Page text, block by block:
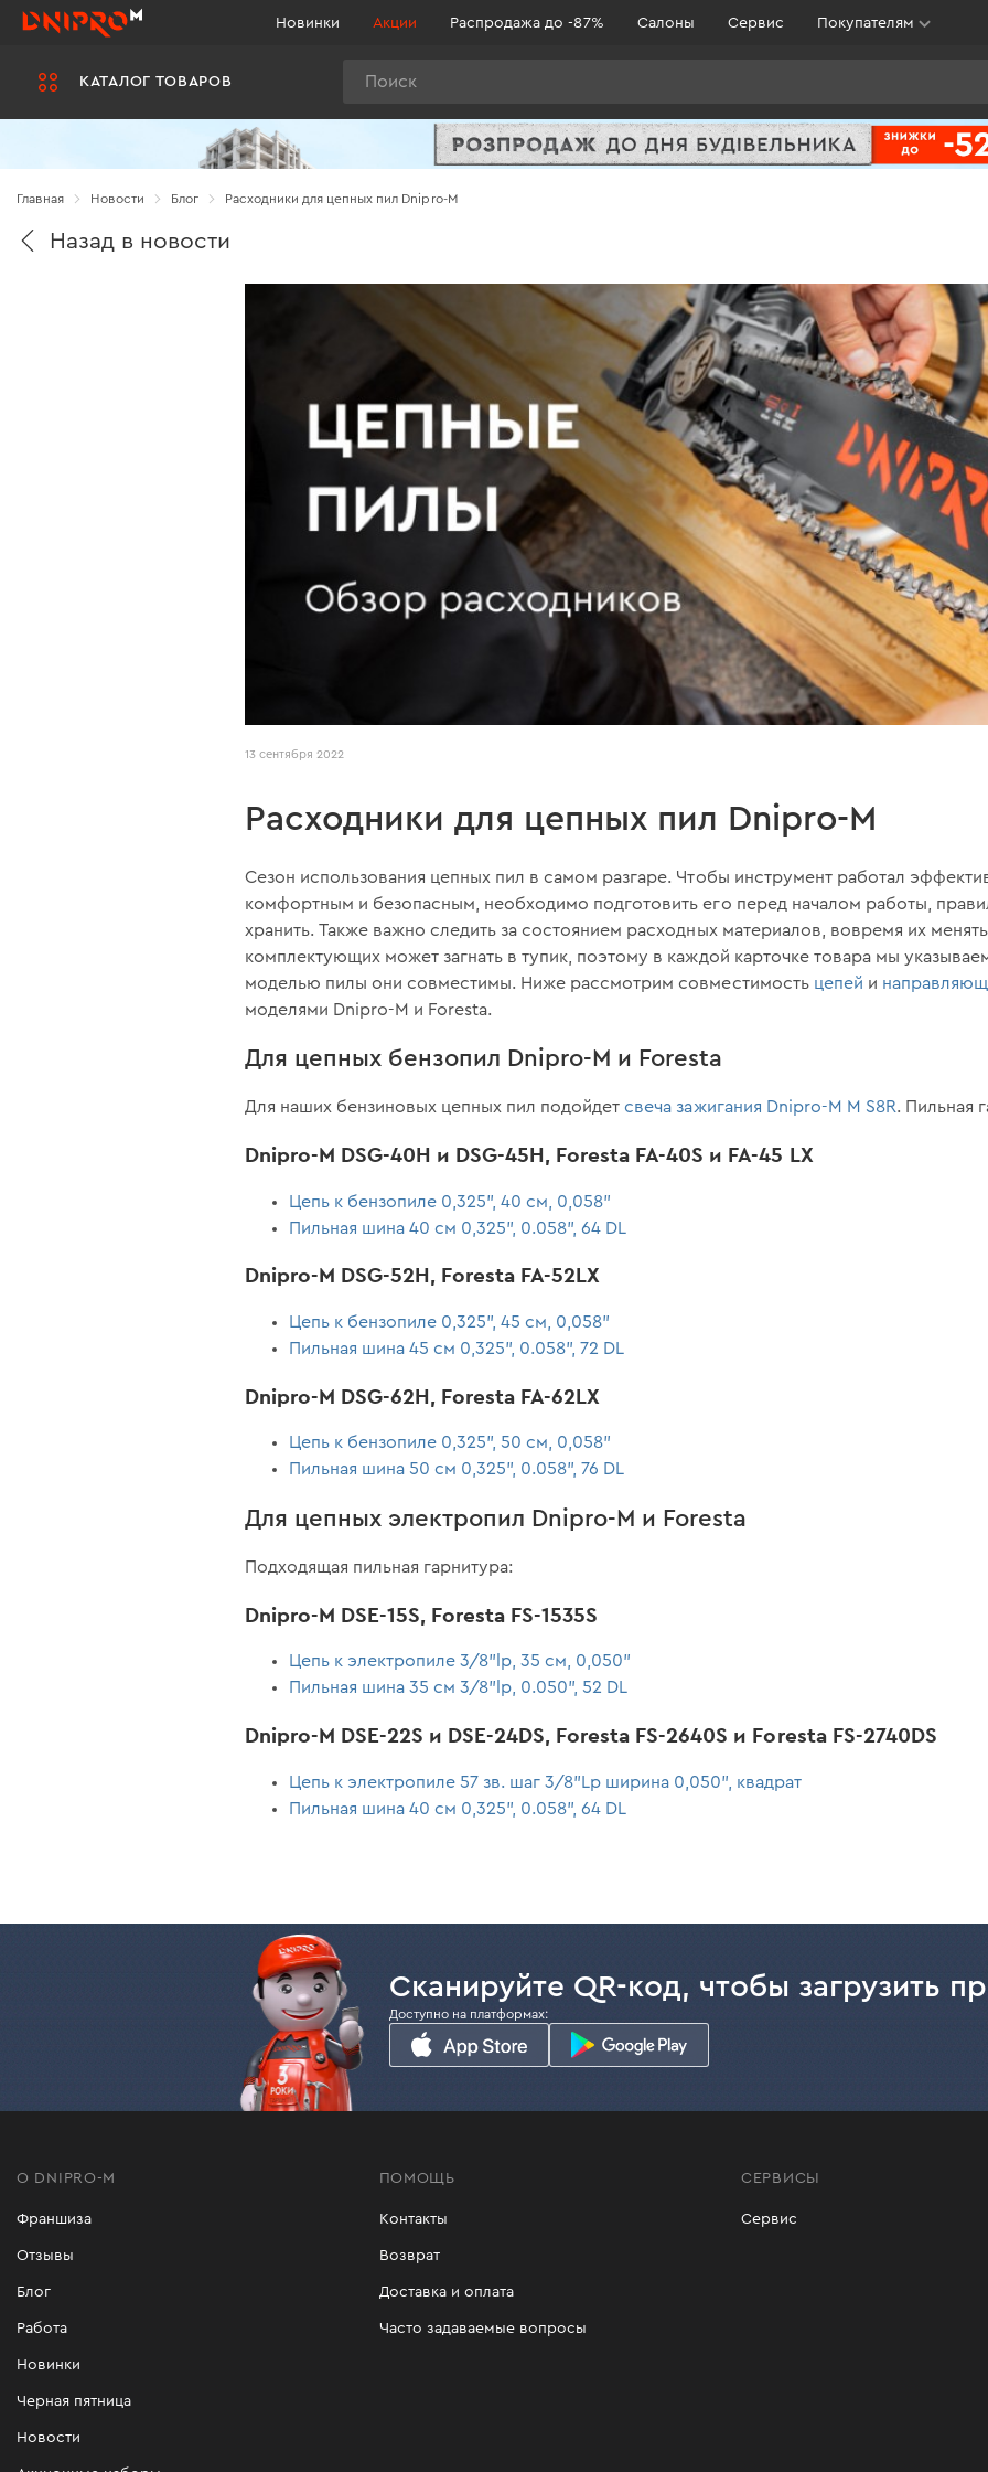
КАТАЛОГ ТОВАРОВ
Новинки Акции Распродажа до -87% Салоны Сервис Покупателям
Главная Новости Блог Расходники для цепных пил Dnipro-M
Назад в новости
13 сентября 2022
Расходники для цепных пил Dnipro-M
Сезон использования цепных пил в самом разгаре. Чтобы инструмент работал
комфортным и безопасным, необходимо подготовить его перед началом работы,
хранить. Также важно следить за состоянием расходных материалов, вовремя их
комплектующих может загнать в тупик, поэтому в каждой карточке товара мы
моделью пилы они совместимы. Ниже рассмотрим совместимость цепей и
моделями Dnipro-M и Foresta.
Для цепных бензопил Dnipro-M и Foresta
Для наших бензиновых цепных пил подойдетсвеча зажигания Dnipro-M M S8R. Пильная
Dnipro-M DSG-40H и DSG-45H, Foresta FA-40S и FA-45 LX
Цепь к бензопиле 0,325", 40 см, 0,058"
Пильная шина 40 см 0,325", 0.058", 64 DL
Dnipro-M DSG-52H, Foresta FA-52LX
Цепь к бензопиле 0,325", 45 см, 0,058"
Пильная шина 45 см 0,325", 0.058", 72 DL
Dnipro-M DSG-62H, Foresta FA-62LX
Цепь к бензопиле 0,325", 50 см, 0,058"
Пильная шина 50 см 0,325", 0.058", 76 DL
Для цепных электропил Dnipro-M и Foresta
Подходящая пильная гарнитура:
Dnipro-M DSE-15S, Foresta FS-1535S
Цепь к электропиле 3/8"lp, 35 см, 0,050"
Пильная шина 35 см 3/8"lp, 0.050", 52 DL
Dnipro-M DSE-22S и DSE-24DS, Foresta FS-2640S и Foresta FS-2740DS
Цепь к электропиле 57 зв. шаг 3/8"Lp ширина 0,050", квадрат
Пильная шина 40 см 0,325", 0.058", 64 DL
Сканируйте QR-код, чтобы загрузить
Доступно на платформах:
О DNIPRO-M
Франшиза
Отзывы
Блог
Работа
Новинки
Черная пятница
Новости
ПОМОЩЬ
Контакты
Возврат
Доставка и оплата
Часто задаваемые вопросы
СЕРВИСЫ
Сервис